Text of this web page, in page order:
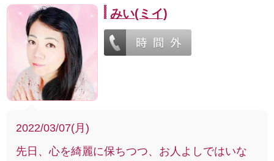
みい(ミイ)
2022/03/07(月)
先日、心を綺麗に保ちつつ、お人よしではいな